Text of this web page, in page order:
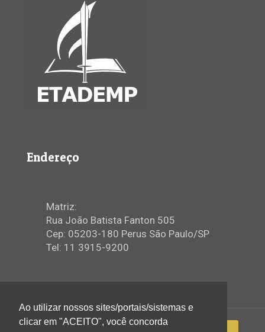
Endereço
Matriz:
Rua João Batista Fanton 505
Cep: 05203-180 Perus São Paulo/SP
Tel: 11 3915-9200
Ao utilizar nossos sites/portais/sistemas e
clicar em "ACEITO", você concorda